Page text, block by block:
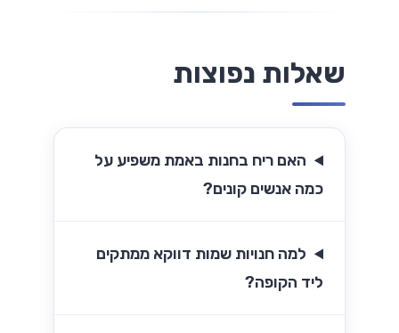
שאלות נפוצות
האם ריח בחנות באמת משפיע על
כמה אנשים קונים?
למה חנויות שמות דווקא ממתקים
ליד הקופה?